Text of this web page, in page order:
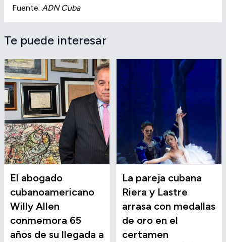
Fuente: ADN Cuba
Te puede interesar
El abogado
cubanoamericano
Willy Allen
conmemora 65
años de su llegada a
La pareja cubana
Riera y Lastre
arrasa con medallas
de oro en el
certamen